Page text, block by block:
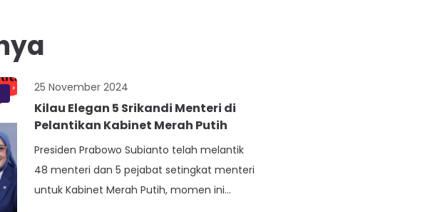
25 November 2024
Kilau Elegan 5 Srikandi Menteri di
Pelantikan Kabinet Merah Putih
Presiden Prabowo Subianto telah melantik
48 menteri dan 5 pejabat setingkat menteri
untuk Kabinet Merah Putih, momen ini